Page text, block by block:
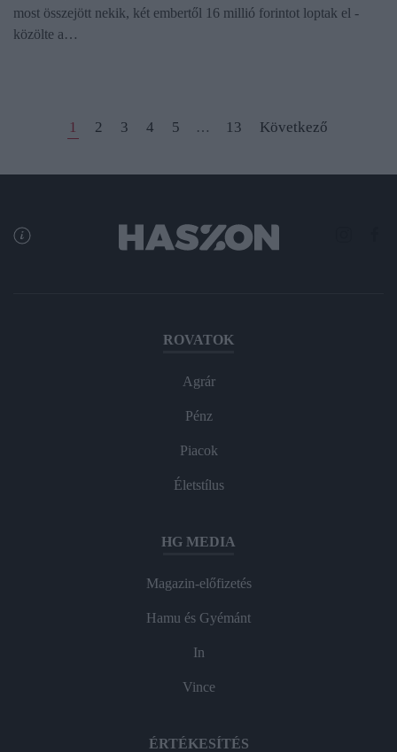
most összejött nekik, két embertől 16 millió forintot loptak el -
közölte a…
1 2 3 4 5 … 13 Következő
ROVATOK
Agrár
Pénz
Piacok
Életstílus
HG MEDIA
Magazin-előfizetés
Hamu és Gyémánt
In
Vince
ÉRTÉKESÍTÉS